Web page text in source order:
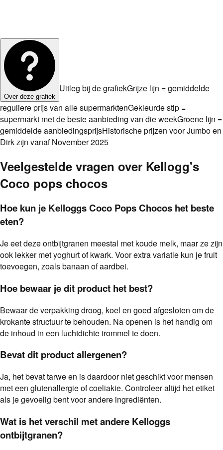
Over deze grafiek
Uitleg bij de grafiekGrijze lijn = gemiddelde
reguliere prijs van alle supermarktenGekleurde stip =
supermarkt met de beste aanbieding van die weekGroene lijn =
gemiddelde aanbiedingsprijsHistorische prijzen voor Jumbo en
Dirk zijn vanaf November 2025
Veelgestelde vragen over Kellogg's
Coco pops chocos
Hoe kun je Kelloggs Coco Pops Chocos het beste
eten?
Je eet deze ontbijtgranen meestal met koude melk, maar ze zijn
ook lekker met yoghurt of kwark. Voor extra variatie kun je fruit
toevoegen, zoals banaan of aardbei.
Hoe bewaar je dit product het best?
Bewaar de verpakking droog, koel en goed afgesloten om de
krokante structuur te behouden. Na openen is het handig om
de inhoud in een luchtdichte trommel te doen.
Bevat dit product allergenen?
Ja, het bevat tarwe en is daardoor niet geschikt voor mensen
met een glutenallergie of coeliakie. Controleer altijd het etiket
als je gevoelig bent voor andere ingrediënten.
Wat is het verschil met andere Kelloggs
ontbijtgranen?